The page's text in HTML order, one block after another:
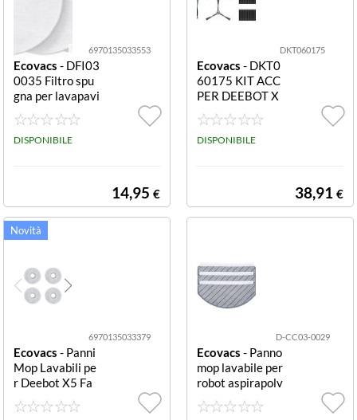
6970135033553
Ecovacs - DFI03
0035 Filtro spu
gna per lavapavi
menti Sponge Fil
ter for auto-emp
ty stations of N
DISPONIBILE
14,95 €
DKT060175
Ecovacs - DKT0
60175 KIT ACC
PER DEEBOT X
8
DISPONIBILE
38,91 €
6970135033379
Ecovacs - Panni
Mop Lavabili pe
r Deebot X5 Fa
mily Set 4 Pezzi
DEEBOT X5 Fa
D-CC03-0029
Ecovacs - Panno
mop lavabile per
robot aspirapolv
ere Deebot N2
0/N20 Plus Was